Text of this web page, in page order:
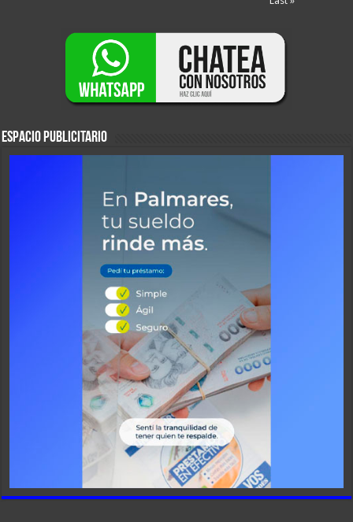
ESPACIO PUBLICITARIO